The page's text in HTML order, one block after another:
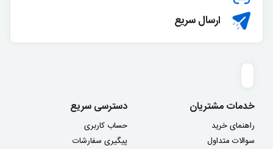
ارسال سریع
خدمات مشتریان
راهنمای خرید
سوالات متداول
دسترسی سریع
حساب کاربری
پیگیری سفارشات